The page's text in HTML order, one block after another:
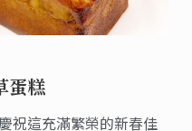
蛋糕
祝這充滿繁榮的新春佳